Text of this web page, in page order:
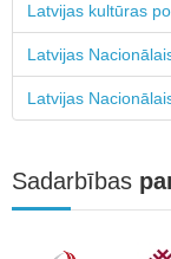
Latvijas kultūras
Latvijas
Latvijas
Sadarbības